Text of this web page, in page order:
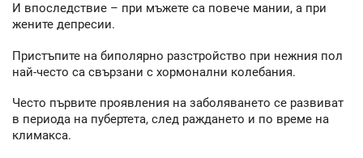
И впоследствие – при мъжете са повече мании, а при
жените депресии.
Пристъпите на биполярно разстройство при нежния пол
най-често са свързани с хормонални колебания.
Често първите проявления на заболяването се развиват
в периода на пубертета, след раждането и по време на
климакса.